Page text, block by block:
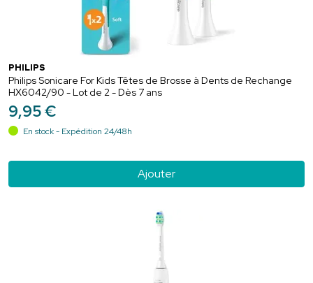
PHILIPS
Philips Sonicare For Kids Têtes de Brosse à Dents de Rechange
HX6042/90 - Lot de 2 - Dès 7 ans
9,95€
En stock - Expédition 24/48h
Ajouter